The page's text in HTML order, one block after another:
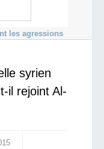
les agressions
syrien
il rejoint Al-